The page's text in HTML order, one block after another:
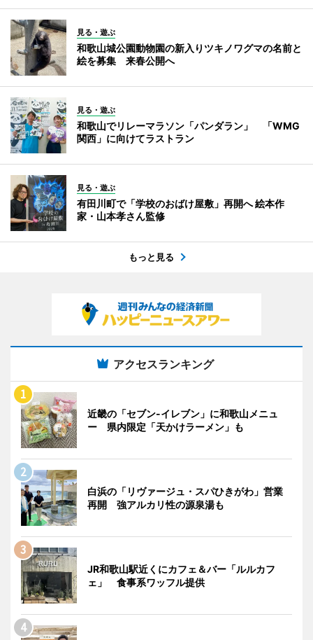
見る・遊ぶ
和歌山城公園動物園の新入りツキノワグマの名前と
絵を募集 来春公開へ
見る・遊ぶ
和歌山でリレーマラソン「パンダラン」 「WMG
関西」に向けてラストラン
見る・遊ぶ
有田川町で「学校のおばけ屋敷」再開へ 絵本作
家・山本孝さん監修
もっと見る
アクセスランキング
近畿の「セブン-イレブン」に和歌山メニュ
ー 県内限定「天かけラーメン」も
白浜の「リヴァージュ・スパひきがわ」営業
再開 強アルカリ性の源泉湯も
JR和歌山駅近くにカフェ＆バー「ルルカフ
ェ」 食事系ワッフル提供